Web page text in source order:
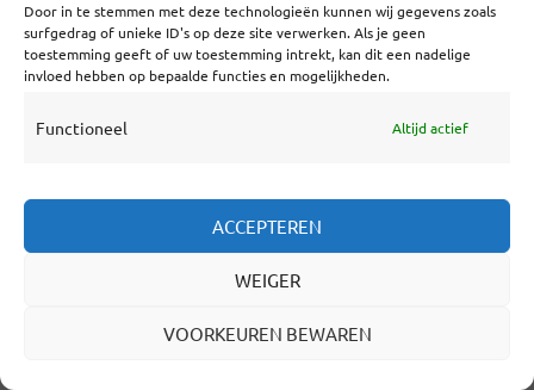
Door in te stemmen met deze technologieën kunnen wij gegevens zoals
surfgedrag of unieke ID's op deze site verwerken. Als je geen
toestemming geeft of uw toestemming intrekt, kan dit een nadelige
invloed hebben op bepaalde functies en mogelijkheden.
Functioneel Altijd actief
ACCEPTEREN
WEIGER
VOORKEUREN BEWAREN
totaal 95 miljoen extra is gekomen op de
cultuurbegroting. Het is nog te vroeg om
DE TWEEDE KAMER ZAL DE